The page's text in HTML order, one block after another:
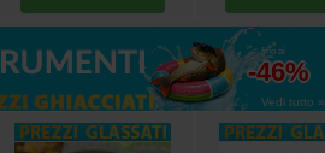
fino al
-46%
Vedi tutto »